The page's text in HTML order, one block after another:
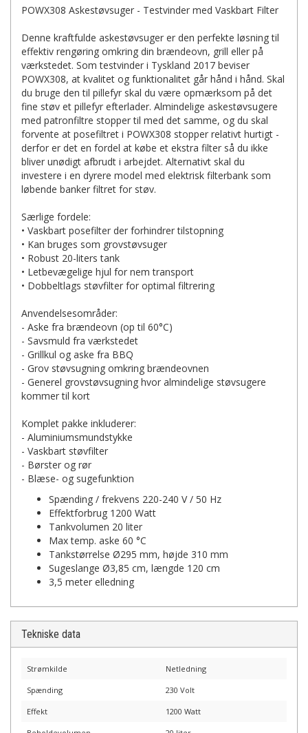
POWX308 Askestøvsuger - Testvinder med Vaskbart Filter
Denne kraftfulde askestøvsuger er den perfekte løsning til
effektiv rengøring omkring din brændeovn, grill eller på
værkstedet. Som testvinder i Tyskland 2017 beviser
POWX308, at kvalitet og funktionalitet går hånd i hånd. Skal
du bruge den til pillefyr skal du være opmærksom på det
fine støv et pillefyr efterlader. Almindelige askestøvsugere
med patronfiltre stopper til med det samme, og du skal
forvente at posefiltret i POWX308 stopper relativt hurtigt -
derfor er det en fordel at købe et ekstra filter så du ikke
bliver unødigt afbrudt i arbejdet. Alternativt skal du
investere i en dyrere model med elektrisk filterbank som
løbende banker filtret for støv.
Særlige fordele:
• Vaskbart posefilter der forhindrer tilstopning
• Kan bruges som grovstøvsuger
• Robust 20-liters tank
• Letbevægelige hjul for nem transport
• Dobbeltlags støvfilter for optimal filtrering
Anvendelsesområder:
- Aske fra brændeovn (op til 60°C)
- Savsmuld fra værkstedet
- Grillkul og aske fra BBQ
- Grov støvsugning omkring brændeovnen
- Generel grovstøvsugning hvor almindelige støvsugere
kommer til kort
Komplet pakke inkluderer:
- Aluminiumsmundstykke
- Vaskbart støvfilter
- Børster og rør
- Blæse- og sugefunktion
Spænding / frekvens 220-240 V / 50 Hz
Effektforbrug 1200 Watt
Tankvolumen 20 liter
Max temp. aske 60 °C
Tankstørrelse Ø295 mm, højde 310 mm
Sugeslange Ø3,85 cm, længde 120 cm
3,5 meter elledning
Tekniske data
Strømkilde Netledning
Spænding 230 Volt
Effekt 1200 Watt